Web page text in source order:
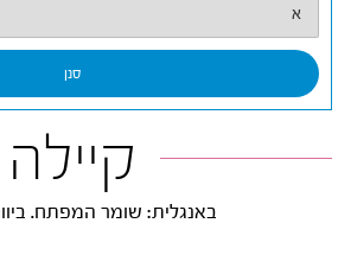
קיילה
באנגלית: שומר המפתח.